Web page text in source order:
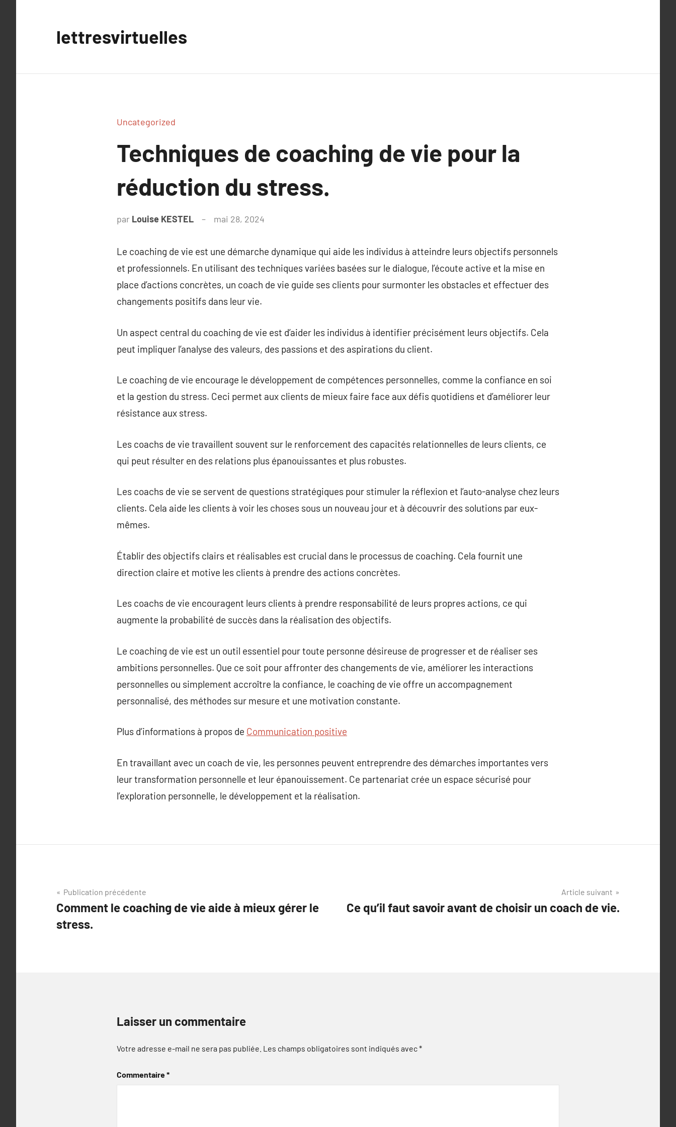
lettresvirtuelles
Uncategorized
Techniques de coaching de vie pour la
réduction du stress.
par Louise KESTEL mai 28, 2024
Le coaching de vie est une démarche dynamique qui aide les individus à atteindre leurs objectifs personnels
et professionnels. En utilisant des techniques variées basées sur le dialogue, l’écoute active et la mise en
place d’actions concrètes, un coach de vie guide ses clients pour surmonter les obstacles et effectuer des
changements positifs dans leur vie.
Un aspect central du coaching de vie est d’aider les individus à identifier précisément leurs objectifs. Cela
peut impliquer l’analyse des valeurs, des passions et des aspirations du client.
Le coaching de vie encourage le développement de compétences personnelles, comme la confiance en soi
et la gestion du stress. Ceci permet aux clients de mieux faire face aux défis quotidiens et d’améliorer leur
résistance aux stress.
Les coachs de vie travaillent souvent sur le renforcement des capacités relationnelles de leurs clients, ce
qui peut résulter en des relations plus épanouissantes et plus robustes.
Les coachs de vie se servent de questions stratégiques pour stimuler la réflexion et l’auto-analyse chez leurs
clients. Cela aide les clients à voir les choses sous un nouveau jour et à découvrir des solutions par eux-
mêmes.
Établir des objectifs clairs et réalisables est crucial dans le processus de coaching. Cela fournit une
direction claire et motive les clients à prendre des actions concrètes.
Les coachs de vie encouragent leurs clients à prendre responsabilité de leurs propres actions, ce qui
augmente la probabilité de succès dans la réalisation des objectifs.
Le coaching de vie est un outil essentiel pour toute personne désireuse de progresser et de réaliser ses
ambitions personnelles. Que ce soit pour affronter des changements de vie, améliorer les interactions
personnelles ou simplement accroître la confiance, le coaching de vie offre un accompagnement
personnalisé, des méthodes sur mesure et une motivation constante.
Plus d’informations à propos de Communication positive
En travaillant avec un coach de vie, les personnes peuvent entreprendre des démarches importantes vers
leur transformation personnelle et leur épanouissement. Ce partenariat crée un espace sécurisé pour
l’exploration personnelle, le développement et la réalisation.
Navigation
de
l’article
Publication précédente
Comment le coaching de vie aide à mieux gérer le
stress.
Article suivant
Ce qu’il faut savoir avant de choisir un coach de vie.
Laisser un commentaire
Votre adresse e-mail ne sera pas publiée. Les champs obligatoires sont indiqués avec*
Commentaire*